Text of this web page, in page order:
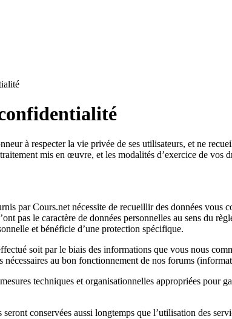
à respecter la vie privée de ses utilisateurs, et ne
mis en œuvre, et les modalités d’exercice de vos
par Cours.net nécessite de recueillir des données
pas le caractère de données personnelles au sens du
et bénéficie d’une protection spécifique.
soit par le biais des informations que vous nous
nécessaires au bon fonctionnement de nos forums
techniques et organisationnelles appropriées pour
conservées aussi longtemps que l’utilisation des